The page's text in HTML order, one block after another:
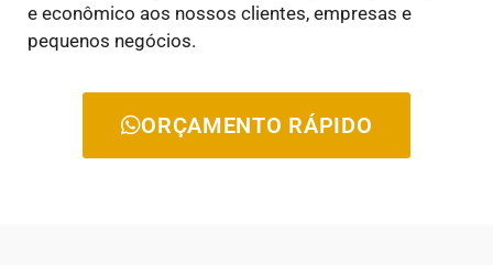
e econômico aos nossos clientes, empresas e
pequenos negócios.
ORÇAMENTO RÁPIDO